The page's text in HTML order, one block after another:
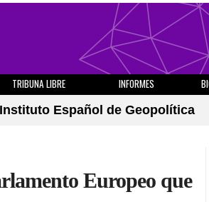
TRIBUNA LIBRE INFORMES
Español de Geopolítica
Europeo que